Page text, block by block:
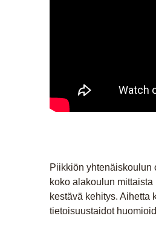
Piikkiön yhtenäiskoulun
koko alakoulun
kestävä kehitys. Aihetta
tietoisuustaidot